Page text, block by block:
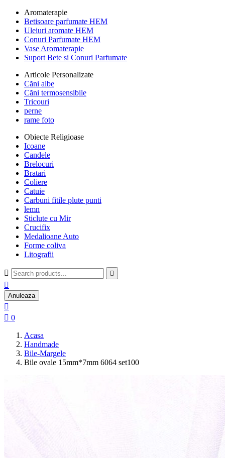
Aromaterapie
Betisoare parfumate HEM
Uleiuri aromate HEM
Conuri Parfumate HEM
Vase Aromaterapie
Suport Bete si Conuri Parfumate
Articole Personalizate
Căni albe
Căni termosensibile
Tricouri
perne
rame foto
Obiecte Religioase
Icoane
Candele
Brelocuri
Bratari
Coliere
Catuie
Carbuni fitile plute punti
lemn
Sticlute cu Mir
Crucifix
Medalioane Auto
Forme coliva
Litografii
 

Anuleaza

 0
Acasa
Handmade
Bile-Margele
Bile ovale 15mm*7mm 6064 set100